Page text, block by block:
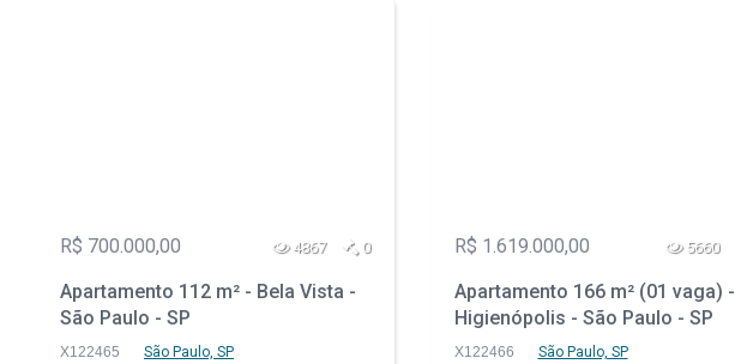
R$ 700.000,00 4867 0
Apartamento 112 m² - Bela Vista -
São Paulo - SP
X122465 São Paulo, SP
R$ 1.619.000,00 5660
Apartamento 166 m² (01 vaga) -
Higienópolis - São Paulo - SP
X122466 São Paulo, SP